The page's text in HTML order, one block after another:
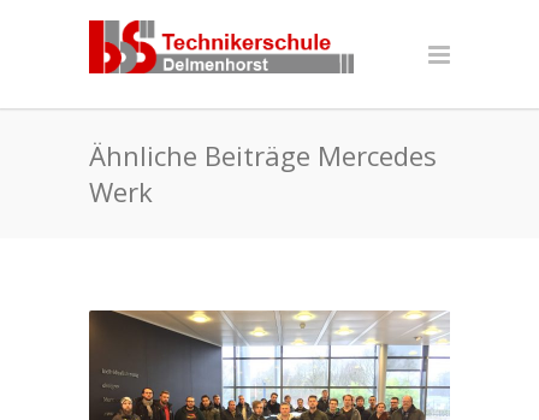
Ähnliche Beiträge Mercedes
Werk